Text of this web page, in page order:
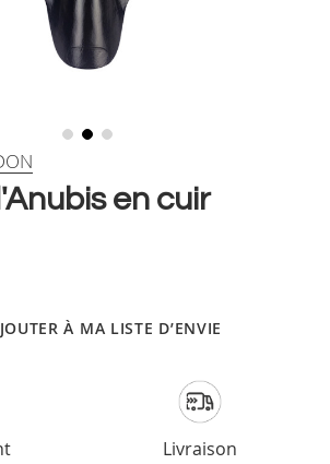
en cuir
À MA LISTE D’ENVIE
Livraison